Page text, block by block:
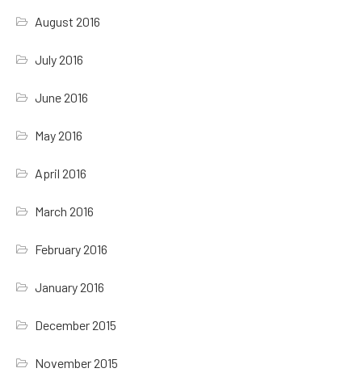
August 2016
July 2016
June 2016
May 2016
April 2016
March 2016
February 2016
January 2016
December 2015
November 2015